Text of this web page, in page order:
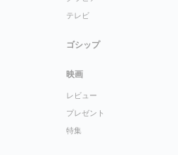
テレビ
ゴシップ
映画
レビュー
プレゼント
特集